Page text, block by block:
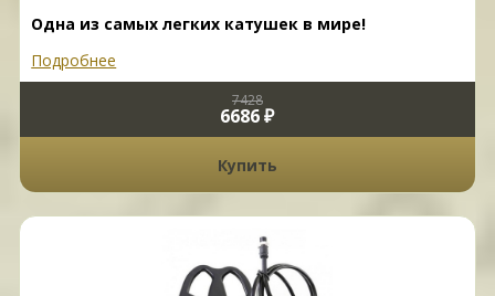
Одна из самых легких катушек в мире!
Подробнее
7428
6686 ₽
Купить